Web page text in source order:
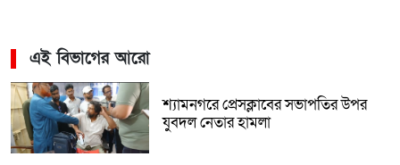
এই বিভাগের আরো
শ্যামনগরে প্রেসক্লাবের সভাপতির উপর
যুবদল নেতার হামলা